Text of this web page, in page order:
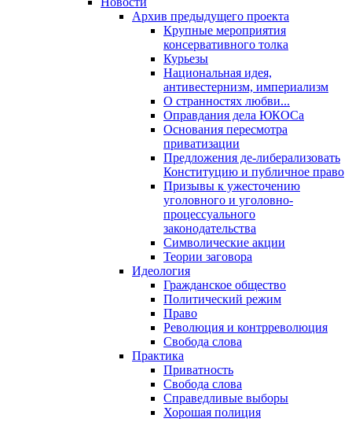
Архив предыдущего проекта
Крупные мероприятия
консервативного толка
Курьезы
Национальная идея,
антивестернизм, империализм
О странностях любви...
Оправдания дела ЮКОСа
Основания пересмотра
приватизации
Предложения де-либерализовать
Конституцию и публичное право
Призывы к ужесточению
уголовного и уголовно-
процессуального
законодательства
Символические акции
Теории заговора
Идеология
Гражданское общество
Политический режим
Право
Революция и контрреволюция
Свобода слова
Практика
Приватность
Свобода слова
Справедливые выборы
Хорошая полиция